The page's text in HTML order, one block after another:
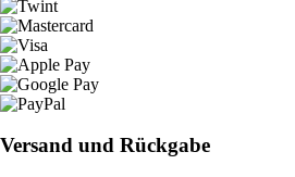
Versand und Rückgabe